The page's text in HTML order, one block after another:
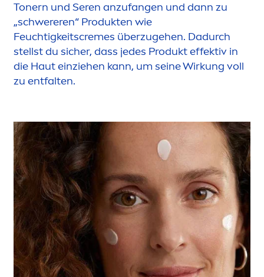
Tonern und Seren anzufangen und dann zu
„schwereren“ Produkten wie
Feuchtigkeitscremes überzugehen. Dadurch
stellst du sicher, dass jedes Produkt effektiv in
die Haut einziehen kann, um seine Wirkung voll
zu entfalten.